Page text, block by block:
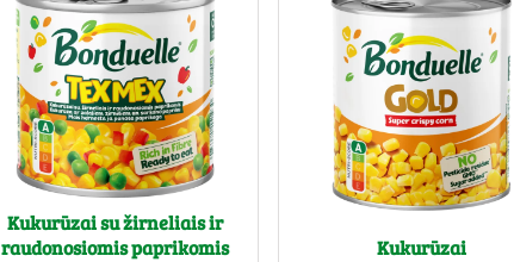
Kukurūzai su žirneliais ir
raudonosiomis paprikomis
Kukurūzai